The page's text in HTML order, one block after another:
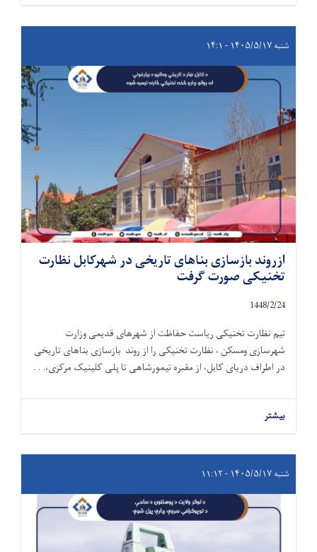
شنبه ۱۴۰۵/۵/۱۷ - ۱۴:۱
ازروند بازسازی بناهای تاریخی در شهرکابل نظارت
تخنیکی صورت گرفت
1448/2/24
تیم نظارت تخنیکی ریاست حفاظت از شهرهای قدیمی وزارت
شهرسازی ومسکن ، نظارت تخنیکی را از روند بازسازی بناهای تاریخی
در اطراف دریای کابل، از مقبره تیمورشاهی تا پلی کلینیک مرکزی،. . .
بیشتر
شنبه ۱۴۰۵/۵/۱۷ - ۱۱:۱۲